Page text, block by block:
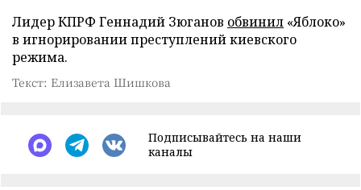
Лидер КПРФ Геннадий Зюганов обвинил «Яблоко»
в игнорировании преступлений киевского
режима.
Текст: Елизавета Шишкова
Подписывайтесь на наши
каналы